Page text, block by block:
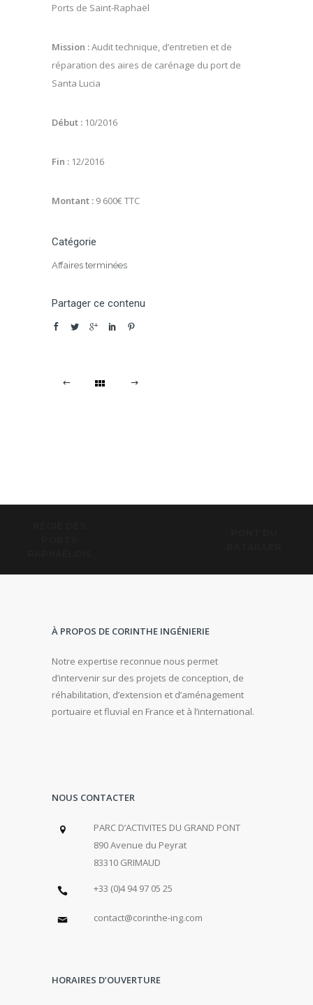
Ports de Saint-Raphaël
Mission :Audit technique, d’entretien et de
réparation des aires de carénage du port de
Santa Lucia
Début : 10/2016
Fin : 12/2016
Montant : 9 600€ TTC
Catégorie
Affaires terminées
Partager ce contenu
À PROPOS DE CORINTHE INGÉNIERIE
Notre expertise reconnue nous permet
d’intervenir sur des projets de conception, de
réhabilitation, d’extension et d’aménagement
portuaire et fluvial en France et à l’international.
NOUS CONTACTER
PARC D’ACTIVITES DU GRAND PONT
890 Avenue du Peyrat
83310 GRIMAUD
+33 (0)4 94 97 05 25
contact@corinthe-ing.com
HORAIRES D’OUVERTURE